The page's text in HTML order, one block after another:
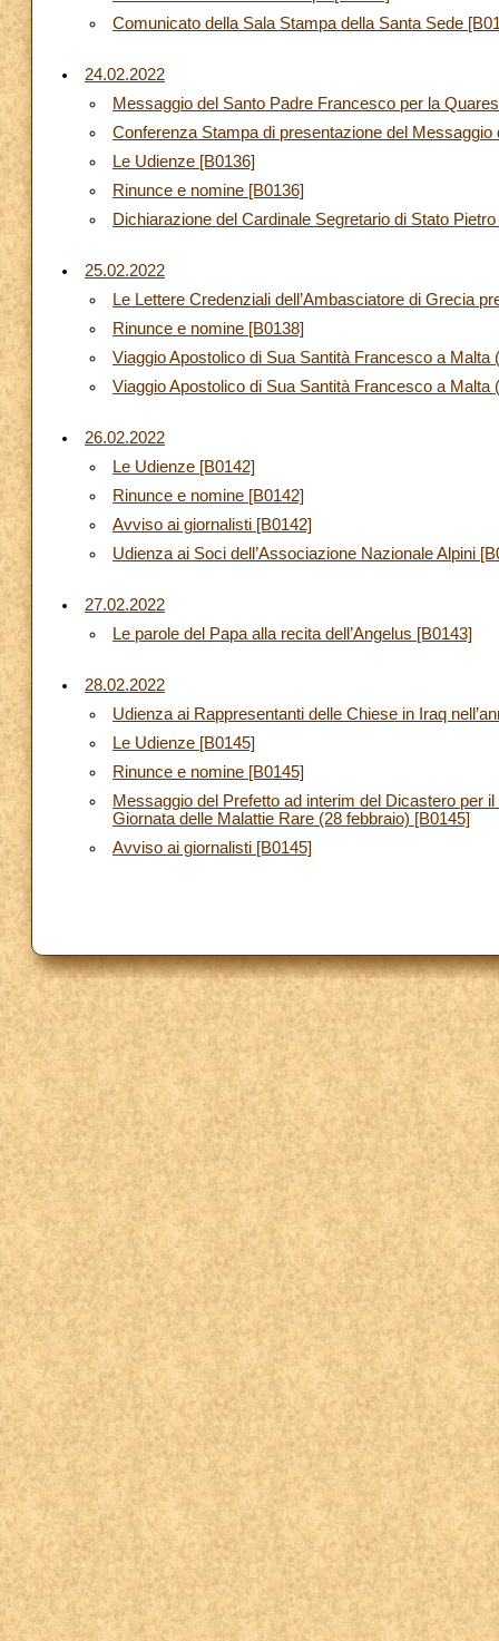
Comunicato della Sala Stampa della Santa Sede
24.02.2022
Messaggio del Santo Padre Francesco per la
Conferenza Stampa di presentazione del
Le Udienze [B0136]
Rinunce e nomine [B0136]
Dichiarazione del Cardinale Segretario di Stato
25.02.2022
Le Lettere Credenziali dell’Ambasciatore di Grecia
Rinunce e nomine [B0138]
Viaggio Apostolico di Sua Santità Francesco a
Viaggio Apostolico di Sua Santità Francesco a Malta
26.02.2022
Le Udienze [B0142]
Rinunce e nomine [B0142]
Avviso ai giornalisti [B0142]
Udienza ai Soci dell’Associazione Nazionale Alpini
27.02.2022
Le parole del Papa alla recita dell’Angelus [B0143]
28.02.2022
Udienza ai Rappresentanti delle Chiese in Iraq
Le Udienze [B0145]
Rinunce e nomine [B0145]
Messaggio del Prefetto ad interim del Dicastero per
Giornata delle Malattie Rare (28 febbraio) [B0145]
Avviso ai giornalisti [B0145]